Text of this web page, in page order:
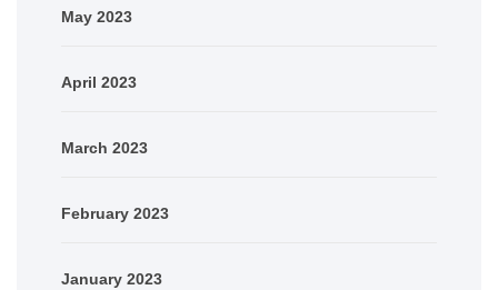
May 2023
April 2023
March 2023
February 2023
January 2023